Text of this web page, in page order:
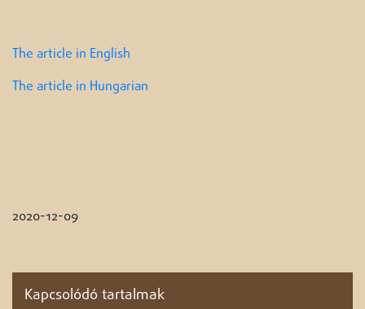
The article in English
The article in Hungarian
2020-12-09
Kapcsolódó tartalmak